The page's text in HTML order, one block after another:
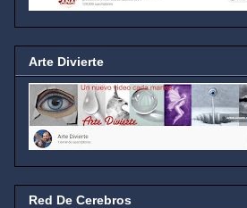
Arte Divierte
Red De Cerebros